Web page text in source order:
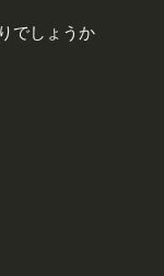
でしょうか